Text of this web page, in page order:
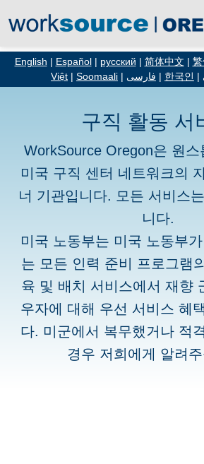
English Español русский 简体中文
Việt
Soomaali فارسی 한국인
구직 활동 서
WorkSource Oregon은 원스
미국 구직 센터 네트워크의
너 기관입니다. 모든 서비스
니다.
미국 노동부는 미국 노동부
는 모든 인력 준비 프로그램
육 및 배치 서비스에서 재향
우자에 대해 우선 서비스 혜
다. 미군에서 복무했거나 적
경우 저희에게 알려